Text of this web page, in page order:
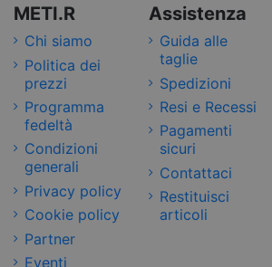
METI.R
Chi siamo
Politica dei
prezzi
Programma
fedeltà
Condizioni
generali
Privacy policy
Cookie policy
Partner
Eventi
Assistenza
Guida alle
taglie
Spedizioni
Resi e Recessi
Pagamenti
sicuri
Contattaci
Restituisci
articoli